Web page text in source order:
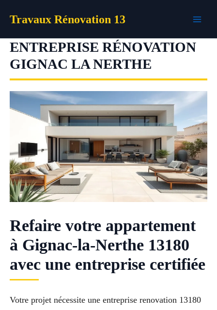
Travaux Rénovation 13
ENTREPRISE RÉNOVATION
GIGNAC LA NERTHE
Refaire votre appartement
à Gignac-la-Nerthe 13180
avec une entreprise certifiée
Votre projet nécessite une entreprise renovation 13180